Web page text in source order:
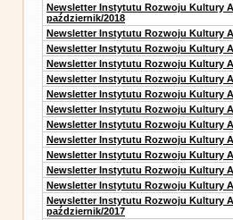
Newsletter Instytutu Rozwoju Kultury
październik/2018
Newsletter Instytutu Rozwoju Kultury
Newsletter Instytutu Rozwoju Kultury
Newsletter Instytutu Rozwoju Kultury
Newsletter Instytutu Rozwoju Kultury
Newsletter Instytutu Rozwoju Kultury
Newsletter Instytutu Rozwoju Kultury
Newsletter Instytutu Rozwoju Kultury
Newsletter Instytutu Rozwoju Kultury
Newsletter Instytutu Rozwoju Kultury
Newsletter Instytutu Rozwoju Kultury
Newsletter Instytutu Rozwoju Kultury
Newsletter Instytutu Rozwoju Kultury
październik/2017